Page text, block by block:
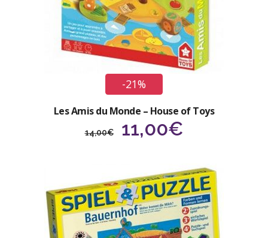
-21%
Les Amis du Monde – House of Toys
14,00€
Le
initial
était :
14,00€.
11,00€
actuel
est :
11,00€.